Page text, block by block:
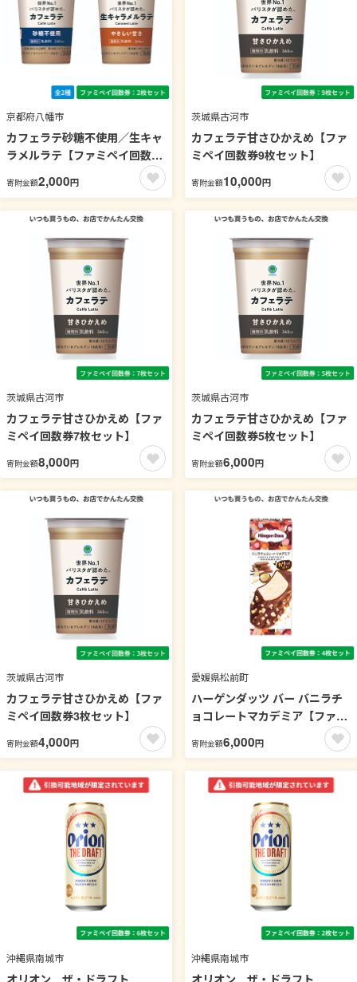
京都府八幡市
カフェラテ砂糖不使用／生キャ
ラメルラテ【ファミペイ回数券
寄附金額2,000円
茨城県古河市
カフェラテ甘さひかえめ【ファ
ミペイ回数券9枚セット】
寄附金額10,000円
茨城県古河市
カフェラテ甘さひかえめ【ファ
ミペイ回数券7枚セット】
寄附金額8,000円
茨城県古河市
カフェラテ甘さひかえめ【ファ
ミペイ回数券5枚セット】
寄附金額6,000円
茨城県古河市
カフェラテ甘さひかえめ【ファ
ミペイ回数券3枚セット】
寄附金額4,000円
愛媛県松前町
ハーゲンダッツ バー バニラチ
ョコレートマカデミア【ファミ
寄附金額6,000円
沖縄県南城市
オリオン ザ・ドラフト
沖縄県南城市
オリオン ザ・ドラフト